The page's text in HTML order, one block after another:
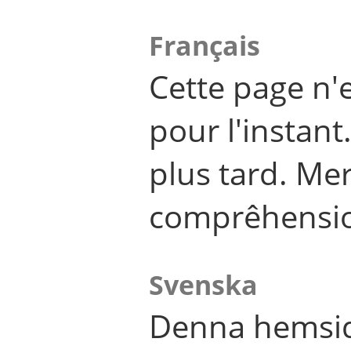
Français
Cette page
pour
plus tard.
Svenska
Denna